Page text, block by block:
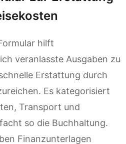
hilft
veranlasste Ausgaben zu
Erstattung durch
Es kategorisiert
Transport und
so die Buchhaltung.
Finanzunterlagen